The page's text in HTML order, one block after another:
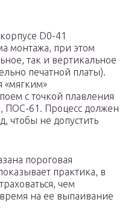
D0-41
монтажа, при этом
так и вертикальное
печатной платы).
«мягким»
с точкой плавления
ПОС-61. Процесс должен
чтобы не допустить
пороговая
практика, в
чем
время на ее выпаивание